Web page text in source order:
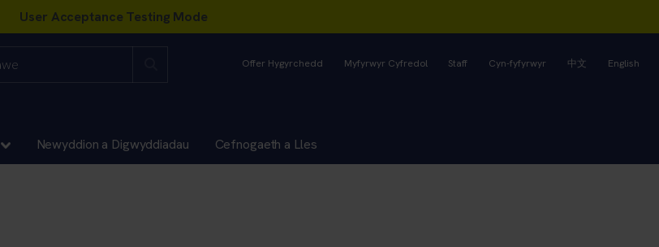
Offer Hygyrchedd Myfyrwyr Cyfredol Staff Cyn-fyfyrwyr 中文 English
Newyddion a Digwyddiadau Cefnogaeth a Lles